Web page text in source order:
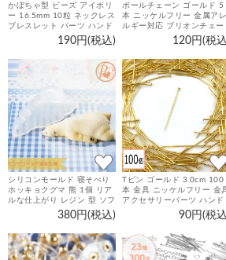
かぼちゃ型 ビーズ アイボリ
ー 16.5mm 10粒 ネックレス
ブレスレット パーツ ハンド
メイド 材料 アクセサリーパ
190円(税込)
ボールチェーン ゴールド 5
本 ニッケルフリー 金属アレ
ルギー対応 ブリオンチェー
ン ネックレス ブレスレット
ストラップ パーツ 素材 ア
120円(税
シリコンモールド 寝そべり
ホッキョクグマ 熊 1個 リア
ルな仕上がり レジン 型 ソフ
トモールド パーツ380円(税込)
Tピン ゴールド 3.0cm 100
本 金具 ニッケルフリー 金
アクセサリーパーツ ハンド
メイド 材料 パーツ90円(税